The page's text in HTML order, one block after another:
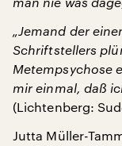
„Jemand der
Schriftstellers
Metempsychose
mir einmal, daß
(Lichtenberg:
Jutta Müller-